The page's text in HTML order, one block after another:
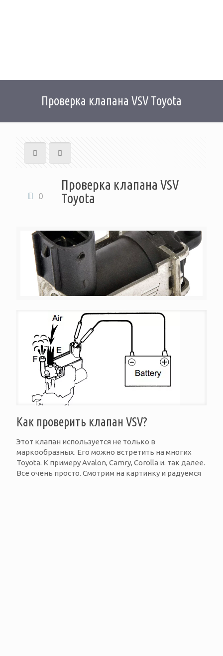
Проверка клапана VSV Toyota
0
Проверка клапана VSV
Toyota
Как проверить клапан VSV?
Этот клапан используется не только в
маркообразных. Его можно встретить на многих
Toyota. К примеру Avalon, Camry, Corolla и. так далее.
Все очень просто. Смотрим на картинку и радуемся